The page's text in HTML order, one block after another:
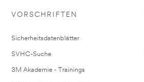
VORSCHRIFTEN
Sicherheitsdatenblätter
SVHC-Suche
3M Akademie - Trainings